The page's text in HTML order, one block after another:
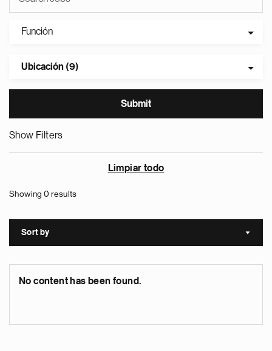
Función
Ubicación (9)
Show Filters
Limpiar todo
Showing 0 results
Sort by Sort
No content has been found.